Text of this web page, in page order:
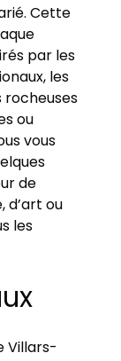
Cette
par les
les
rocheuses
ou
vous
de
d’art ou
les
Villars-